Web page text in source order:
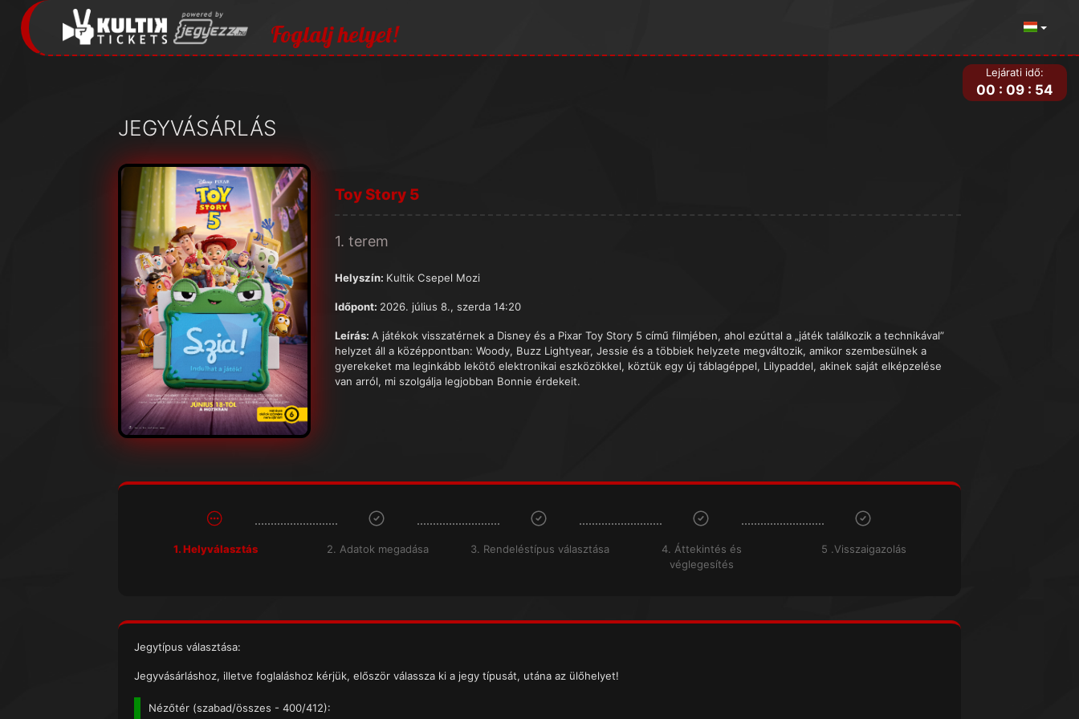
Foglalj helyet!
JEGYVÁSÁRLÁS
Lejárati idő:
00 : 09 : 54
Toy Story 5
1. terem
Helyszín: Kultik Csepel Mozi
Időpont: 2026. július 8., szerda 14:20
Leírás: A játékok visszatérnek a Disney és a Pixar Toy Story 5 című filmjében, ahol ezúttal a „játék találkozik a technikával”
helyzet áll a középpontban: Woody, Buzz Lightyear, Jessie és a többiek helyzete megváltozik, amikor szembesülnek a
gyerekeket ma leginkább lekötő elektronikai eszközökkel, köztük egy új táblagéppel, Lilypaddel, akinek saját elképzelése
van arról, mi szolgálja legjobban Bonnie érdekeit.
1. Helyválasztás 2. Adatok megadása 3. Rendeléstípus választása
4. Áttekintés és
véglegesítés
5 .Visszaigazolás
Jegytípus választása:
Jegyvásárláshoz, illetve foglaláshoz kérjük, először válassza ki a jegy típusát, utána az ülőhelyet!
Nézőtér (szabad/összes - 400/412):